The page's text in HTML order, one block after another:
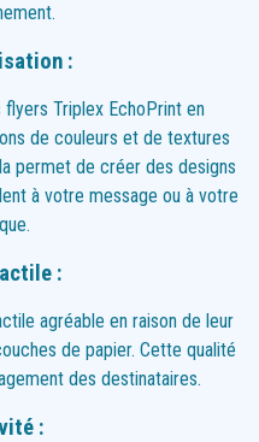
:
Triplex EchoPrint en
de couleurs et de textures
permet de créer des designs
à votre message ou à votre
:
agréable en raison de leur
de papier. Cette qualité
des destinataires.
: